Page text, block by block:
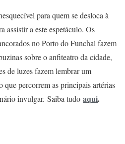
para quem se desloca à
assistir a este espetáculo. Os
no Porto do Funchal fazem
sobre o anfiteatro da cidade,
de luzes fazem lembrar um
que percorrem as principais artérias
invulgar. Saiba tudo aqui.